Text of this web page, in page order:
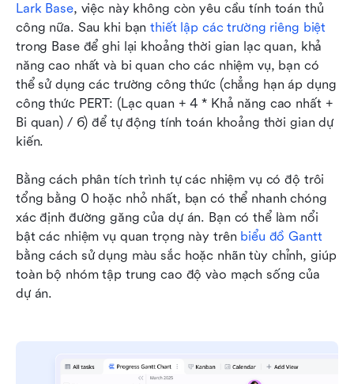
Lark Base, việc này không còn yêu cầu tính toán thủ
công nữa. Sau khi bạn thiết lập các trường riêng biệt
trong Base để ghi lại khoảng thời gian lạc quan, khả
năng cao nhất và bi quan cho các nhiệm vụ, bạn có
thể sử dụng các trường công thức (chẳng hạn áp dụng
công thức PERT: (Lạc quan + 4 * Khả năng cao nhất +
Bi quan) / 6) để tự động tính toán khoảng thời gian dự
kiến.
Bằng cách phân tích trình tự các nhiệm vụ có độ trôi
tổng bằng 0 hoặc nhỏ nhất, bạn có thể nhanh chóng
xác định đường găng của dự án. Bạn có thể làm nổi
bật các nhiệm vụ quan trọng này trên biểu đồ Gantt
bằng cách sử dụng màu sắc hoặc nhãn tùy chỉnh, giúp
toàn bộ nhóm tập trung cao độ vào mạch sống của
dự án.